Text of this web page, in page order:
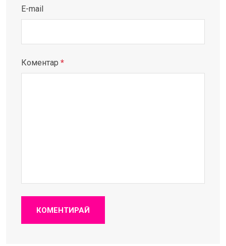
E-mail
Коментар *
КОМЕНТИРАЙ